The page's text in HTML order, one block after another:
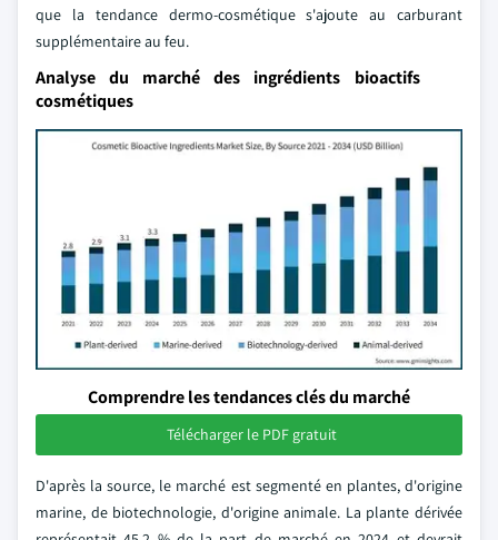
que la tendance dermo-cosmétique s'ajoute au carburant
supplémentaire au feu.
Analyse du marché des ingrédients bioactifs
cosmétiques
Comprendre les tendances clés du marché
Télécharger le PDF gratuit
D'après la source, le marché est segmenté en plantes, d'origine
marine, de biotechnologie, d'origine animale. La plante dérivée